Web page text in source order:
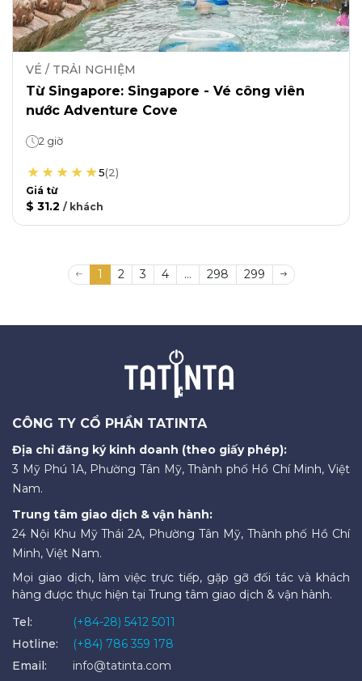
VÉ / TRẢI NGHIỆM
Từ Singapore: Singapore - Vé công viên
nước Adventure Cove
2 giờ
5(2)
Giá từ
$ 31.2 / khách
1 2 3 4 ... 298 299
CÔNG TY CỔ PHẦN TATINTA
Địa chỉ đăng ký kinh doanh (theo giấy phép):
3 Mỹ Phú 1A, Phường Tân Mỹ, Thành phố Hồ Chí Minh, Việt
Nam.
Trung tâm giao dịch & vận hành:
24 Nội Khu Mỹ Thái 2A, Phường Tân Mỹ, Thành phố Hồ Chí
Minh, Việt Nam.
Mọi giao dịch, làm việc trực tiếp, gặp gỡ đối tác và khách
hàng được thực hiện tại Trung tâm giao dịch & vận hành.
Tel:
(+84-28) 5412 5011
Hotline:
(+84) 786 359 178
Email:
info@tatinta.com